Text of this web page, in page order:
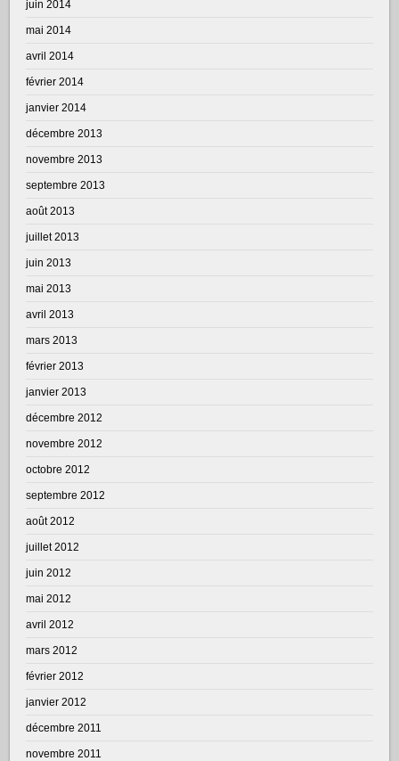
juin 2014
mai 2014
avril 2014
février 2014
janvier 2014
décembre 2013
novembre 2013
septembre 2013
août 2013
juillet 2013
juin 2013
mai 2013
avril 2013
mars 2013
février 2013
janvier 2013
décembre 2012
novembre 2012
octobre 2012
septembre 2012
août 2012
juillet 2012
juin 2012
mai 2012
avril 2012
mars 2012
février 2012
janvier 2012
décembre 2011
novembre 2011